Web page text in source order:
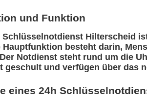
und Funktion
Schlüsselnotdienst Hilterscheid
Hauptfunktion besteht darin,
Notdienst steht rund um die
geschult und verfügen über das
eines 24h